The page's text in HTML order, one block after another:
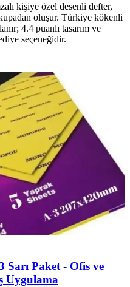
kişiye özel desenli defter,
oluşur. Türkiye kökenli
4.4 puanlı tasarım ve
seçeneğidir.
Sarı Paket - Ofis ve
Uygulama